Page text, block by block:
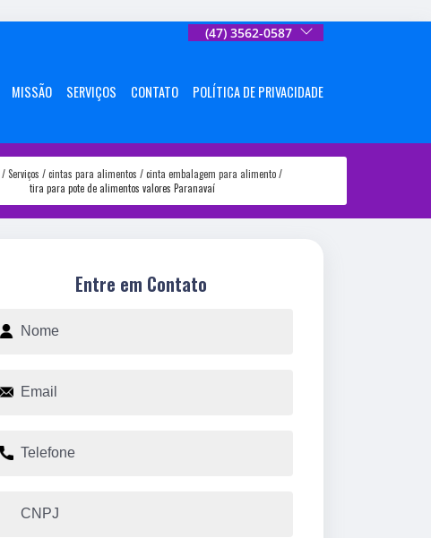
(47) 3562-0587
MISSÃO SERVIÇOS CONTATO POLÍTICA DE PRIVACIDADE
Serviços cintas para alimentos
cinta embalagem para alimento
tira para pote de alimentos valores Paranavaí
Entre em Contato